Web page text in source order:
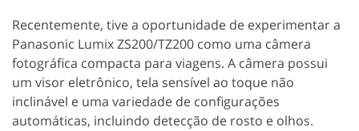
Recentemente, tive a oportunidade de experimentar a
Panasonic Lumix ZS200/TZ200 como uma câmera
fotográfica compacta para viagens. A câmera possui
um visor eletrônico, tela sensível ao toque não
inclinável e uma variedade de configurações
automáticas, incluindo detecção de rosto e olhos.